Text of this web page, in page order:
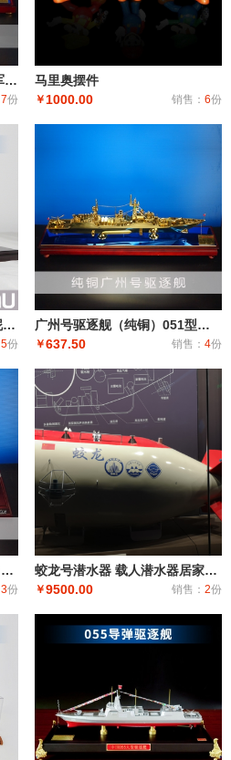
青岛号驱逐舰 中型水面舰艇 军事海军舰艇模型 工艺船航模纪念摆件展览收藏品送
7份
马里奥摆件
￥ 1000.00 销售： 6份
140cm挖泥船清淤船模型|挖泥船模型仿真摆件|工程船模制作礼品个人收藏天鲸号挖泥船
5份
广州号驱逐舰（纯铜）051型驱逐舰 导弹驱逐舰 工艺船航模纪念摆件展览收藏品送礼
￥637.50 销售： 4份
辽宁号航空母舰中国航空母舰|固定翼飞机航空母舰|大型远洋航空母舰战斗群
3份
蛟龙号潜水器 载人潜水器居家办公摆件纪念品收藏礼品赠送
￥9500.00 销售： 2份